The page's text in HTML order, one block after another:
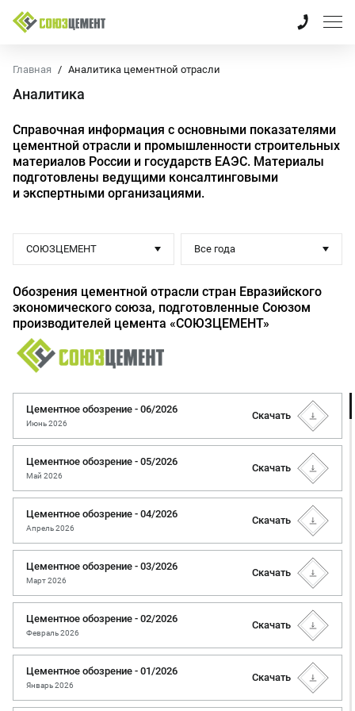
Главная Аналитика цементной отрасли
Аналитика
Справочная информация с основными показателями
цементной отрасли и промышленности строительных
материалов России и государств ЕАЭС. Материалы
подготовлены ведущими консалтинговыми
и экспертными организациями.
СОЮЗЦЕМЕНТ Все года
Обозрения цементной отрасли стран Евразийского
экономического союза, подготовленные Союзом
производителей цемента «СОЮЗЦЕМЕНТ»
Цементное обозрение - 06/2026
Июнь 2026
Скачать
Цементное обозрение - 05/2026
Май 2026
Скачать
Цементное обозрение - 04/2026
Апрель 2026
Скачать
Цементное обозрение - 03/2026
Март 2026
Скачать
Цементное обозрение - 02/2026
Февраль 2026
Скачать
Цементное обозрение - 01/2026
Январь 2026
Скачать